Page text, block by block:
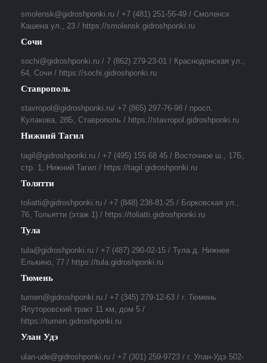
smolensk@gidroshponki.ru / +7 (481) 251-56-49 / Смоленск
Кашена ул., 23 / https://smolensk.gidroshponki.ru
Сочи
sochi@gidroshponki.ru / 7 (862) 279-23-01 / Краснодонская ул.,
64, Сочи / https://sochi.gidroshponki.ru
Ставрополь
stavropol@gidroshponki.ru/ +7 (865) 297-76-98 / просп.
Кулакова, 28Б, Ставрополь / https://stavropol.gidroshponki.ru
Нижний Тагил
tagil@gidroshponki.ru / +7 (495) 155 68 45 / Восточное ш., 17Б,
стр. 1, Нижний Тагил / https://tagil.gidroshponki.ru
Толятти
toliatti@gidroshponki.ru / +7 (848) 238-81-25 / Борковская ул.,
76, Тольятти (этаж 1) / https://toliatti.gidroshponki.ru
Тула
tula@gidroshponki.ru / +7 (487) 290-02-15 / Тула д. Нижнее
Елькино, 77 / https://tula.gidroshponki.ru
Тюмень
tumen@gidroshponki.ru / +7 (345) 279-12-63 / г. Тюмень
Ялуторовский тракт 11 км, дом 5 /
https://tumen.gidroshponki.ru
Улан Удэ
ulan-ude@gidroshponki.ru / +7 (301) 259-9723 / г. Улан-Удэ 502-